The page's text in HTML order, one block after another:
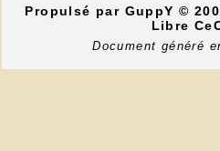
Propulsé par GuppY©
Libre
Document généré